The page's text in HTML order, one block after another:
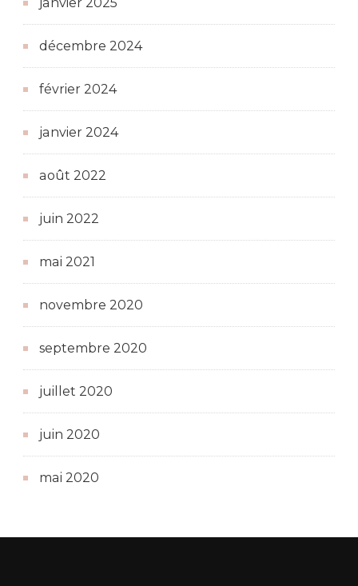
décembre 2024
février 2024
janvier 2024
août 2022
juin 2022
mai 2021
novembre 2020
septembre 2020
juillet 2020
juin 2020
mai 2020